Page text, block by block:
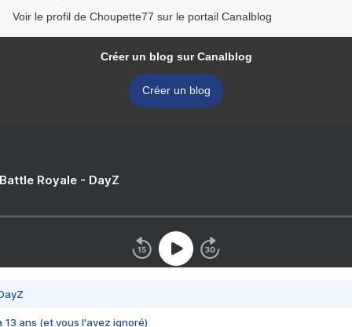
Voir le profil de Choupette77 sur le portail Canalblog
Créer un blog sur Canalblog
Créer un blog
Royale - DayZ
13 ans (et vous l'avez ignoré)